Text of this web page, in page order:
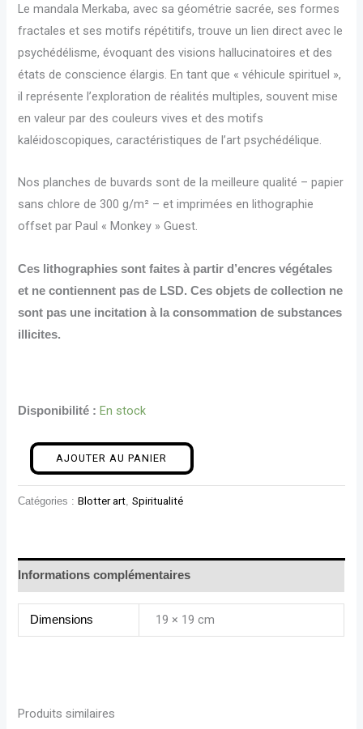
Le mandala Merkaba, avec sa géométrie sacrée, ses formes
fractales et ses motifs répétitifs, trouve un lien direct avec le
psychédélisme, évoquant des visions hallucinatoires et des
états de conscience élargis. En tant que « véhicule spirituel »,
il représente l’exploration de réalités multiples, souvent mise
en valeur par des couleurs vives et des motifs
kaléidoscopiques, caractéristiques de l’art psychédélique.
Nos planches de buvards sont de la meilleure qualité – papier
sans chlore de 300 g/m² – et imprimées en lithographie
offset par Paul « Monkey » Guest.
Ces lithographies sont faites à partir d’encres végétales
et ne contiennent pas de LSD. Ces objets de collection ne
sont pas une incitation à la consommation de substances
illicites.
Disponibilité : En stock
AJOUTER AU PANIER
Catégories :Blotter art ,Spiritualité
Informations complémentaires
Dimensions 19 × 19 cm
Produits similaires